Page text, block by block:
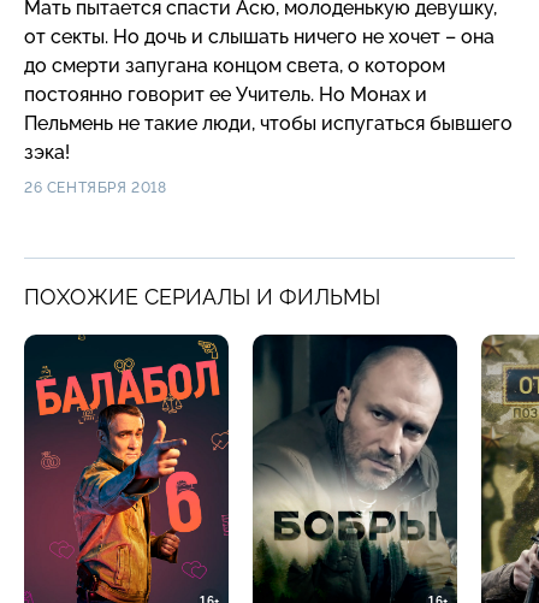
Мать пытается спасти Асю, молоденькую девушку,
от секты. Но дочь и слышать ничего не хочет – она
до смерти запугана концом света, о котором
постоянно говорит ее Учитель. Но Монах и
Пельмень не такие люди, чтобы испугаться бывшего
зэка!
26 СЕНТЯБРЯ 2018
ПОХОЖИЕ СЕРИАЛЫ И ФИЛЬМЫ